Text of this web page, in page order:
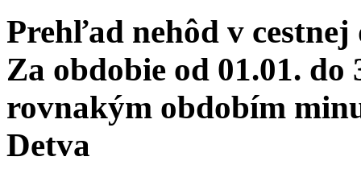
Prehľad nehôd v cestnej
Za obdobie od 01.01. do
rovnakým obdobím
Detva